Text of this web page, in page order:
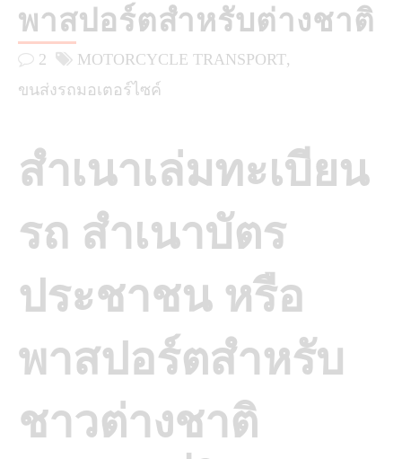
พาสปอร์ตสำหรับต่างชาติ
2
MOTORCYCLE TRANSPORT
ขนส่งรถมอเตอร์ไซค์
สำเนาเล่มทะเบียน
รถ สำเนาบัตร
ประชาชน หรือ
พาสปอร์ตสำหรับ
ชาวต่างชาติ